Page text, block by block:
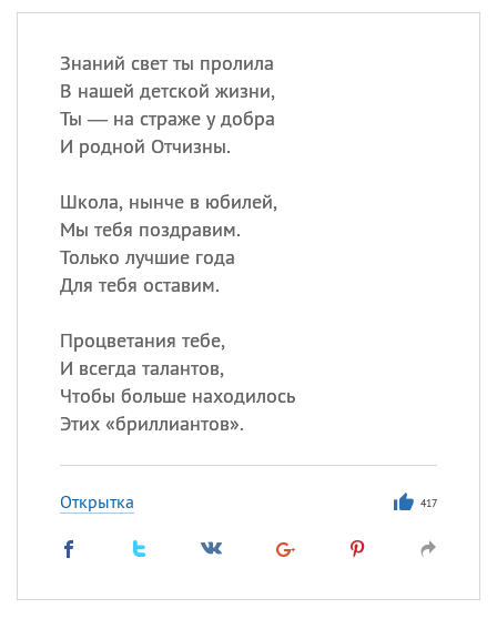
Знаний свет ты пролила
В нашей детской жизни,
Ты — на страже у добра
И родной Отчизны.
Школа, нынче в юбилей,
Мы тебя поздравим.
Только лучшие года
Для тебя оставим.
Процветания тебе,
И всегда талантов,
Чтобы больше находилось
Этих «бриллиантов».
Открытка 417